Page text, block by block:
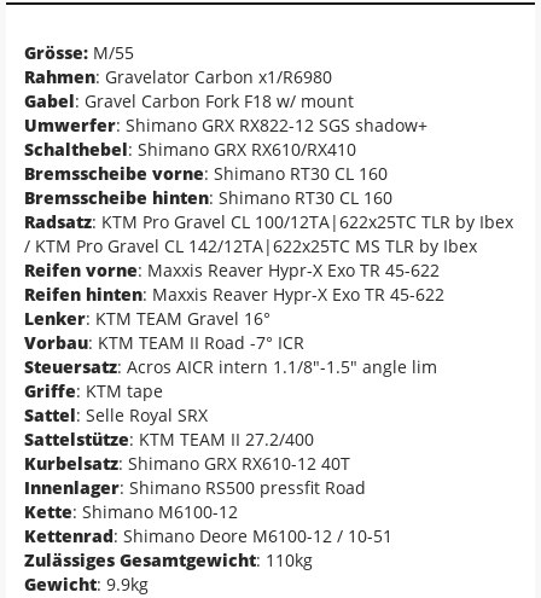
Grösse: M/55
Rahmen: Gravelator Carbon x1/R6980
Gabel: Gravel Carbon Fork F18 w/ mount
Umwerfer: Shimano GRX RX822-12 SGS shadow+
Schalthebel: Shimano GRX RX610/RX410
Bremsscheibe vorne: Shimano RT30 CL 160
Bremsscheibe hinten: Shimano RT30 CL 160
Radsatz: KTM Pro Gravel CL 100/12TA|622x25TC TLR by Ibex
/ KTM Pro Gravel CL 142/12TA|622x25TC MS TLR by Ibex
Reifen vorne: Maxxis Reaver Hypr-X Exo TR 45-622
Reifen hinten: Maxxis Reaver Hypr-X Exo TR 45-622
Lenker: KTM TEAM Gravel 16°
Vorbau: KTM TEAM II Road -7° ICR
Steuersatz: Acros AICR intern 1.1/8"-1.5" angle lim
Griffe: KTM tape
Sattel: Selle Royal SRX
Sattelstütze: KTM TEAM II 27.2/400
Kurbelsatz: Shimano GRX RX610-12 40T
Innenlager: Shimano RS500 pressfit Road
Kette: Shimano M6100-12
Kettenrad: Shimano Deore M6100-12 / 10-51
Zulässiges Gesamtgewicht: 110kg
Gewicht: 9.9kg